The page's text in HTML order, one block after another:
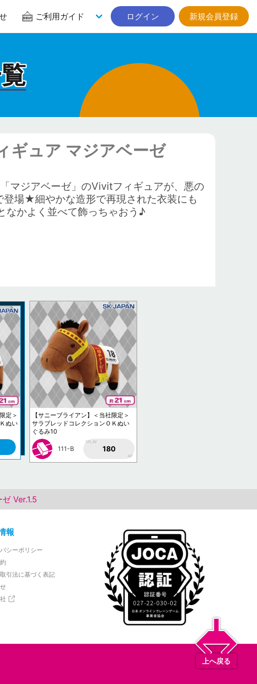
ご利用ガイド ログイン 新規会員登録
ギュア マジアベーゼ
マジアベーゼ」のVivitフィギュアが、悪の
場★細やかな造形で再現された衣装にも
なかよく並べて飾っちゃおう♪
定＞
ぬい
【サニーブライアン】＜当社限定＞
サラブレッドコレクションＯＫぬい
ぐるみ10
111-B
1PLAY
180
AP
Ver.1.5
報
シーポリシー
引法に基づく表記
上へ戻る